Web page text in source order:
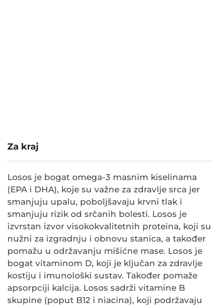
Za kraj
Losos je bogat omega-3 masnim kiselinama
(EPA i DHA), koje su važne za zdravlje srca jer
smanjuju upalu, poboljšavaju krvni tlak i
smanjuju rizik od srčanih bolesti. Losos je
izvrstan izvor visokokvalitetnih proteina, koji su
nužni za izgradnju i obnovu stanica, a također
pomažu u održavanju mišićne mase. Losos je
bogat vitaminom D, koji je ključan za zdravlje
kostiju i imunološki sustav. Također pomaže
apsorpciji kalcija. Losos sadrži vitamine B
skupine (poput B12 i niacina), koji podržavaju